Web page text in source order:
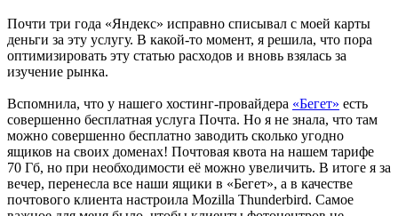
Почти три года «Яндекс» исправно списывал с моей карты
деньги за эту услугу. В какой-то момент, я решила, что пора
оптимизировать эту статью расходов и вновь взялась за
изучение рынка.
Вспомнила, что у нашего хостинг-провайдера «Бегет» есть
совершенно бесплатная услуга Почта. Но я не знала, что там
можно совершенно бесплатно заводить сколько угодно
ящиков на своих доменах! Почтовая квота на нашем тарифе
70 Гб, но при необходимости её можно увеличить. В итоге я за
вечер, перенесла все наши ящики в «Бегет», а в качестве
почтового клиента настроила Mozilla Thunderbird. Самое